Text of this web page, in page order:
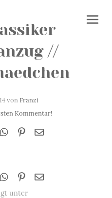
//
vonFranzi
Kommentar!
unter